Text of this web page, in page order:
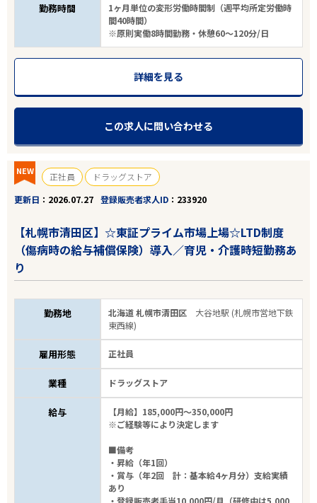
勤務時間
1ヶ月単位の変形労働時間制（週平均所定労働時
間40時間）
※原則実働8時間勤務・休憩60～120分/日
詳細を見る
この求人に問い合わせる
NEW 正社員
ドラッグストア
更新日
2026.07.27 登録販売者求人ID 233920
【札幌市清田区】☆東証プライム市場上場☆LTD制度
（傷病時の給与補償保険）導入／育児・介護時短勤務あ
り
勤務地 北海道 札幌市清田区 大谷地駅 (札幌市営地下鉄
東西線)
雇用形態 正社員
業種 ドラッグストア
給与
【月給】185,000円～350,000円
※ご経験等により決定します
■備考
・昇給（年1回）
・賞与（年2回 計：基本給4ヶ月分）支給実績
あり
・登録販売者手当10,000円/月（研修中は5,000